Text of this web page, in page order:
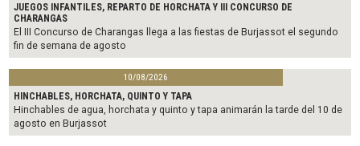
JUEGOS INFANTILES, REPARTO DE HORCHATA Y III CONCURSO DE
CHARANGAS
El III Concurso de Charangas llega a las fiestas de Burjassot el segundo
fin de semana de agosto
10/08/2026
HINCHABLES, HORCHATA, QUINTO Y TAPA
Hinchables de agua, horchata y quinto y tapa animarán la tarde del 10 de
agosto en Burjassot